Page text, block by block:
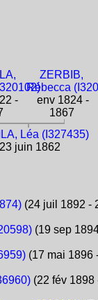
-
ZERBIB,
Rébecca
env 1824 -
1867
Léa (I327435)
23 juin 1862
(24 juil 1892 -
(19 sep
(17 mai 1896
(22 fév 1898